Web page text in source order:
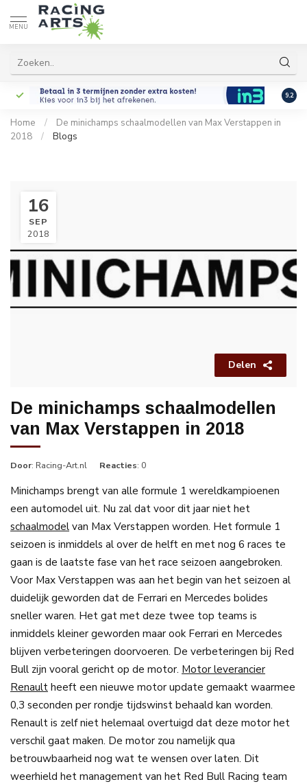
MENU
9.2
Home /
De minichamps schaalmodellen van Max Verstappen in
2018
/ Blogs
16
SEP
2018
Delen
De minichamps schaalmodellen
van Max Verstappen in 2018
Door: Racing-Art.nl Reacties: 0
Minichamps brengt van alle formule 1 wereldkampioenen
een automodel uit. Nu zal dat voor dit jaar niet het
schaalmodelvan Max Verstappen worden. Het formule 1
seizoen is inmiddels al over de helft en met nog 6 races te
gaan is de laatste fase van het race seizoen aangebroken.
Voor Max Verstappen was aan het begin van het seizoen al
duidelijk geworden dat de Ferrari en Mercedes bolides
sneller waren. Het gat met deze twee top teams is
inmiddels kleiner geworden maar ook Ferrari en Mercedes
blijven verbeteringen doorvoeren. De verbeteringen bij Red
Bull zijn vooral gericht op de motor. Motor leverancier
Renaultheeft een nieuwe motor update gemaakt waarmee
0,3 seconden per rondje tijdswinst behaald kan worden.
Renault is zelf niet helemaal overtuigd dat deze motor het
verschil gaat maken. De motor zou namelijk qua
betrouwbaarheid nog wat te wensen over laten. Dit
weerhield het management van het Red Bull Racing team